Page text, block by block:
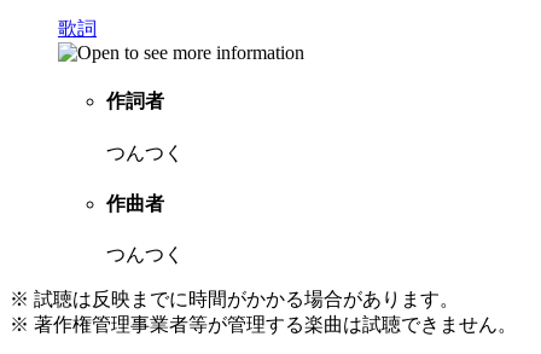
歌詞
作詞者
つんつく
作曲者
つんつく
※ 試聴は反映までに時間がかかる場合があります。
※ 著作権管理事業者等が管理する楽曲は試聴できません。